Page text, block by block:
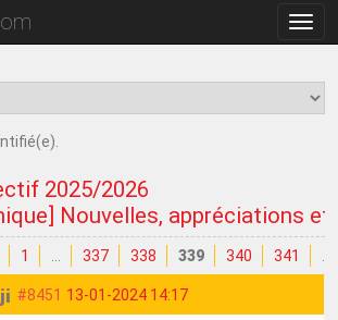
la
2025/2026
Nouvelles, appréciations et
1 337 338 339 340 341
#8451 13-01-2024 14:17